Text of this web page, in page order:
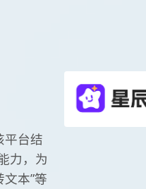
平台结
力，为
本”等